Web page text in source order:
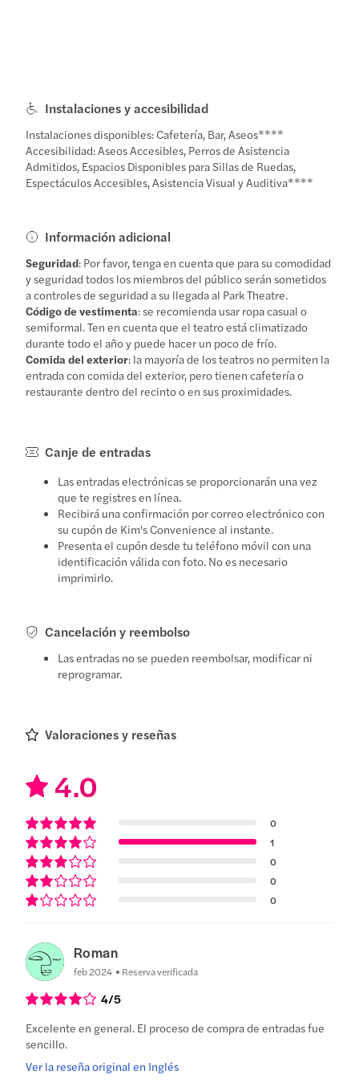
Instalaciones y accesibilidad
Instalaciones disponibles: Cafetería, Bar, Aseos****
Accesibilidad: Aseos Accesibles, Perros de Asistencia
Admitidos, Espacios Disponibles para Sillas de Ruedas,
Espectáculos Accesibles, Asistencia Visual y Auditiva****
Información adicional
Seguridad: Por favor, tenga en cuenta que para su comodidad
y seguridad todos los miembros del público serán sometidos
a controles de seguridad a su llegada al Park Theatre.
Código de vestimenta: se recomienda usar ropa casual o
semiformal. Ten en cuenta que el teatro está climatizado
durante todo el año y puede hacer un poco de frío.
Comida del exterior: la mayoría de los teatros no permiten la
entrada con comida del exterior, pero tienen cafetería o
restaurante dentro del recinto o en sus proximidades.
Canje de entradas
Las entradas electrónicas se proporcionarán una vez
que te registres en línea.
Recibirá una confirmación por correo electrónico con
su cupón de Kim's Convenience al instante.
Presenta el cupón desde tu teléfono móvil con una
identificación válida con foto. No es necesario
imprimirlo.
Cancelación y reembolso
Las entradas no se pueden reembolsar, modificar ni
reprogramar.
Valoraciones y reseñas
4.0
0
1
0
0
0
Roman
feb 2024 Reserva verificada
4/5
Excelente en general. El proceso de compra de entradas fue
sencillo.
Ver la reseña original en Inglés